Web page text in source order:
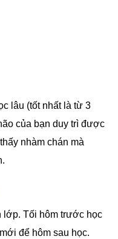
lâu (tốt nhất là từ 3
của bạn duy trì được
nhàm chán mà
lớp. Tối hôm trước học
để hôm sau học.